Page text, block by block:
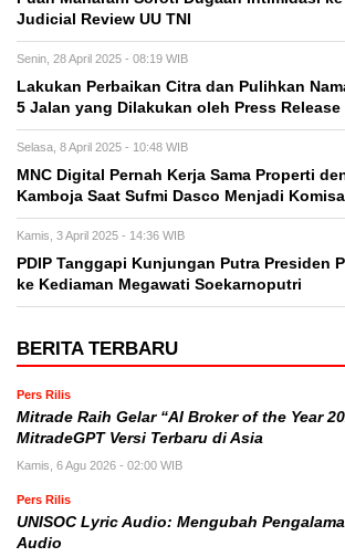
Judicial Review UU TNI
Senin, 28 April 2025 - 08:19 WIB
Lakukan Perbaikan Citra dan Pulihkan
5 Jalan yang Dilakukan oleh Press Release
Selasa, 8 April 2025 - 10:48 WIB
MNC Digital Pernah Kerja Sama Properti
Kamboja Saat Sufmi Dasco Menjadi
Kamis, 3 April 2025 - 14:36 WIB
PDIP Tanggapi Kunjungan Putra Presiden
ke Kediaman Megawati Soekarnoputri
BERITA TERBARU
Pers Rilis
Mitrade Raih Gelar “AI Broker of the Year
MitradeGPT Versi Terbaru di Asia
Kamis, 6 Agu 2026 - 02:00 WIB
Pers Rilis
UNISOC Lyric Audio: Mengubah
Audio